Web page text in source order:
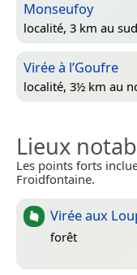
Monseufoy
localité, 3 km au
Virée à l’Goufre
localité, 3½ km au
Lieux
Les points forts
Froidfontaine.
Virée aux
forêt